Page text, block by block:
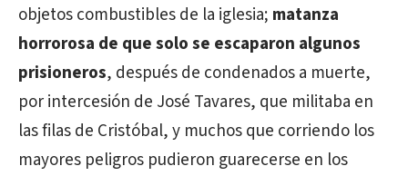
objetos combustibles de la iglesia; matanza
horrorosa de que solo se escaparon algunos
prisioneros, después de condenados a muerte,
por intercesión de José Tavares, que militaba en
las filas de Cristóbal, y muchos que corriendo los
mayores peligros pudieron guarecerse en los